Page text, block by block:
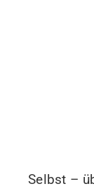
Selbst –